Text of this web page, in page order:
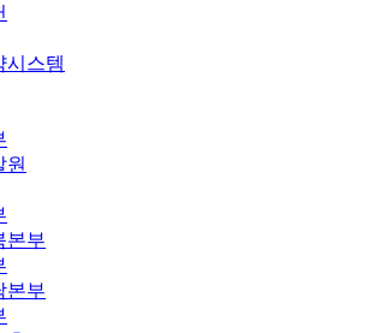
시스템
원
본부
본부